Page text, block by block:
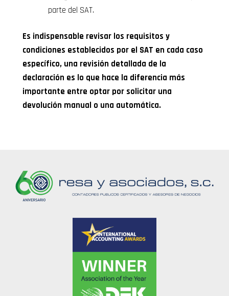
parte del SAT.
Es indispensable revisar los requisitos y
condiciones establecidos por el SAT en cada caso
específico, una revisión detallada de la
declaración es lo que hace la diferencia más
importante entre optar por solicitar una
devolución manual o una automática.